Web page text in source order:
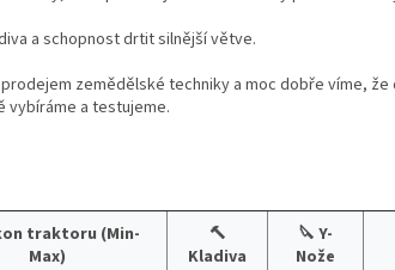
a schopnost drtit silnější větve.
zemědělské techniky a moc dobře víme,
vybíráme a testujeme.
traktoru (Min-
Max)
🔨
Kladiva
🔪 Y-
Nože